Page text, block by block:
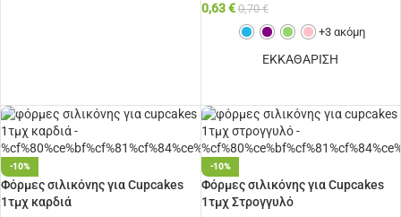
0,63€ 0,70€
+3 ακόμη
ΕΚΚΑΘΑΡΙΣΗ
-10%
Φόρμες σιλικόνης για Cupcakes
1τμχ καρδιά
-10%
Φόρμες σιλικόνης για Cupcakes
1τμχ Στρογγυλό